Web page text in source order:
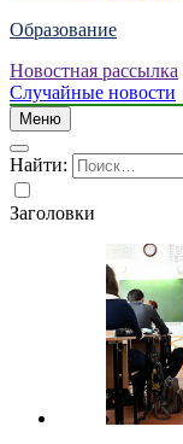
Образование
Новостная рассылка
Случайные новости
Меню
Найти:
Заголовки